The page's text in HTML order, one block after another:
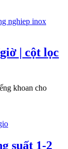
| cột lọc
khoan cho
suất 1-2